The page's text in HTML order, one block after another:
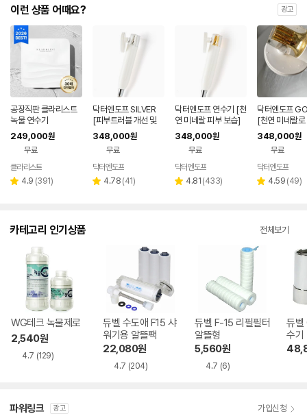
이런 상품 어때요? 광고
공장직판 클라리스트
녹물 연수기
249,000원
무료
클라리스트
별 4.9 리
(391)
닥터엔도프 SILVER
[피부트러블 개선 및
예방]
348,000원
무료
닥터엔도프
별 4.78 리
(41)
닥터엔도프 연수기 [천
연 미네랄 피부 보습]
348,000원
무료
닥터엔도프
별 4.81 리
(433)
닥터엔도프
[천연 미네랄로
습]
348,000원
무료
닥터엔도프
별 4.59 리
(49)
카테고리 인기상품 전체보기
WG테크 녹물제로
2,540원
4.7 (129)
듀벨 수도애 F15 샤
워기용 알뜰팩
22,080원
4.7 (204)
듀벨 F-15 리필필터
알뜰형
5,560원
4.7 (6)
듀벨
수기
용
파워링크 광고 가입신청